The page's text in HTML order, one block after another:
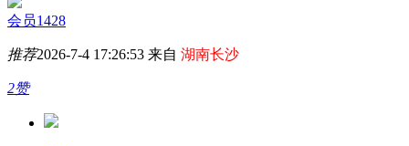
会员1428
推荐2026-7-4 17:26:53 来自 湖南长沙
2赞